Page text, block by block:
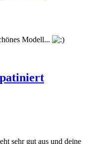
Modell...
sehr gut aus und deine